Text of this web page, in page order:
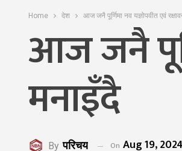
Home देश आज जनै पूर्णिमा नव यज्ञोपवीत एवं
आज जनै
मनाइँदै
By परिचय On Aug 19, 2024